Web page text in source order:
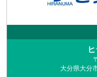
大分県大分